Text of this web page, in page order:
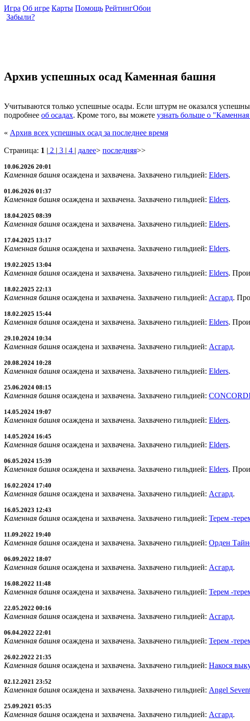
Игра Об игре Карты Помощь РейтингОбои
Забыли?
Архив успешных осад Каменная башня
Учитываются только успешные осады. Если штурм не оказался
подробнее об осадах. Кроме того, вы можете узнать больше о
« Архив всех успешных осад за последнее время
Страница: 1 | 2 | 3 | 4 | далее> последняя>>
10.06.2026 20:01
Каменная башня осаждена и захвачена. Захвачено гильдией: Elders.
01.06.2026 01:37
Каменная башня осаждена и захвачена. Захвачено гильдией: Elders.
18.04.2025 08:39
Каменная башня осаждена и захвачена. Захвачено гильдией: Elders.
17.04.2025 13:17
Каменная башня осаждена и захвачена. Захвачено гильдией: Elders.
19.02.2025 13:04
Каменная башня осаждена и захвачена. Захвачено гильдией: Elders.
18.02.2025 22:13
Каменная башня осаждена и захвачена. Захвачено гильдией: Асгард.
18.02.2025 15:44
Каменная башня осаждена и захвачена. Захвачено гильдией: Elders.
29.10.2024 10:34
Каменная башня осаждена и захвачена. Захвачено гильдией: Асгард.
20.08.2024 10:28
Каменная башня осаждена и захвачена. Захвачено гильдией: Elders.
25.06.2024 08:15
Каменная башня осаждена и захвачена. Захвачено гильдией:
14.05.2024 19:07
Каменная башня осаждена и захвачена. Захвачено гильдией: Elders.
14.05.2024 16:45
Каменная башня осаждена и захвачена. Захвачено гильдией: Elders.
06.05.2024 15:39
Каменная башня осаждена и захвачена. Захвачено гильдией: Elders.
16.02.2024 17:40
Каменная башня осаждена и захвачена. Захвачено гильдией: Асгард.
16.05.2023 12:43
Каменная башня осаждена и захвачена. Захвачено гильдией: Терем -
11.09.2022 19:40
Каменная башня осаждена и захвачена. Захвачено гильдией: Орден
06.09.2022 18:07
Каменная башня осаждена и захвачена. Захвачено гильдией: Асгард.
16.08.2022 11:48
Каменная башня осаждена и захвачена. Захвачено гильдией: Терем -
22.05.2022 00:16
Каменная башня осаждена и захвачена. Захвачено гильдией: Асгард.
06.04.2022 22:01
Каменная башня осаждена и захвачена. Захвачено гильдией: Терем -
26.02.2022 21:35
Каменная башня осаждена и захвачена. Захвачено гильдией: Накося
02.12.2021 23:52
Каменная башня осаждена и захвачена. Захвачено гильдией: Angel
25.09.2021 05:35
Каменная башня осаждена и захвачена. Захвачено гильдией: Асгард.